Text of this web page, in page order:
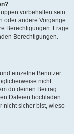
vorbehalten sein.
oder andere Vorgänge
Berechtigungen. Frage
Berechtigungen.
einzelne Benutzer
nicht
du deinen Beitrag
Dateien hochladen.
nicht sicher bist, wieso